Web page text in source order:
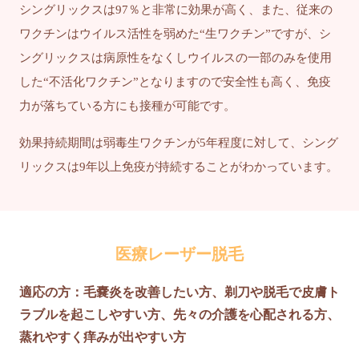
シングリックスは97％と非常に効果が高く、また、従来の
ワクチンはウイルス活性を弱めた“生ワクチン”ですが、シ
ングリックスは病原性をなくしウイルスの一部のみを使用
した“不活化ワクチン”となりますので安全性も高く、免疫
力が落ちている方にも接種が可能です。
効果持続期間は弱毒生ワクチンが5年程度に対して、シング
リックスは9年以上免疫が持続することがわかっています。
医療レーザー脱毛
適応の方：毛嚢炎を改善したい方、剃刀や脱毛で皮膚ト
ラブルを起こしやすい方、先々の介護を心配される方、
蒸れやすく痒みが出やすい方